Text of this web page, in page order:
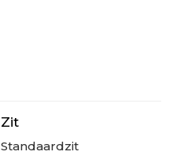
Zit
Standaardzit